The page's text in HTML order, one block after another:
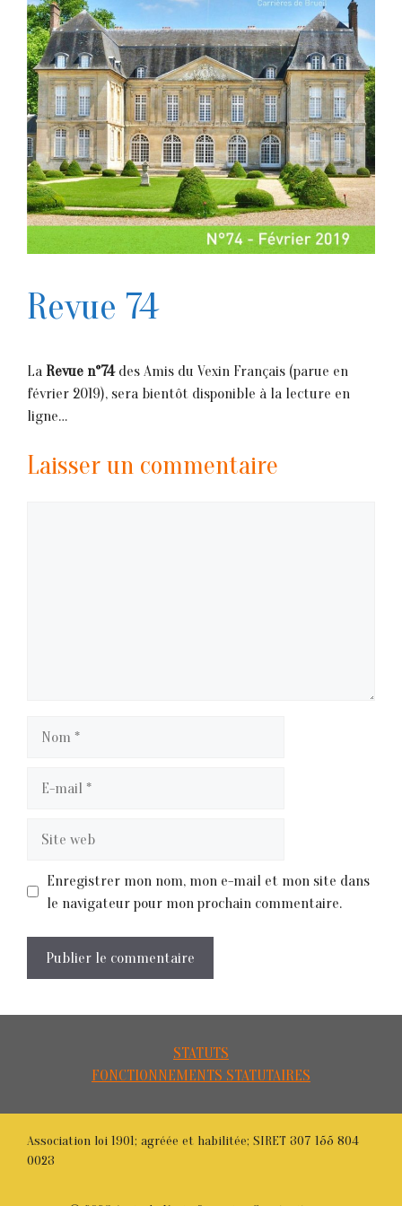
Revue 74
La Revue n°74des Amis du Vexin Français (parue en
février 2019), sera bientôt disponible à la lecture en
ligne…
Laisser un commentaire
Enregistrer mon nom, mon e-mail et mon site dans
le navigateur pour mon prochain commentaire.
STATUTS
FONCTIONNEMENTS STATUTAIRES
Association loi 1901; agréée et habilitée; SIRET 307 155 804
0023